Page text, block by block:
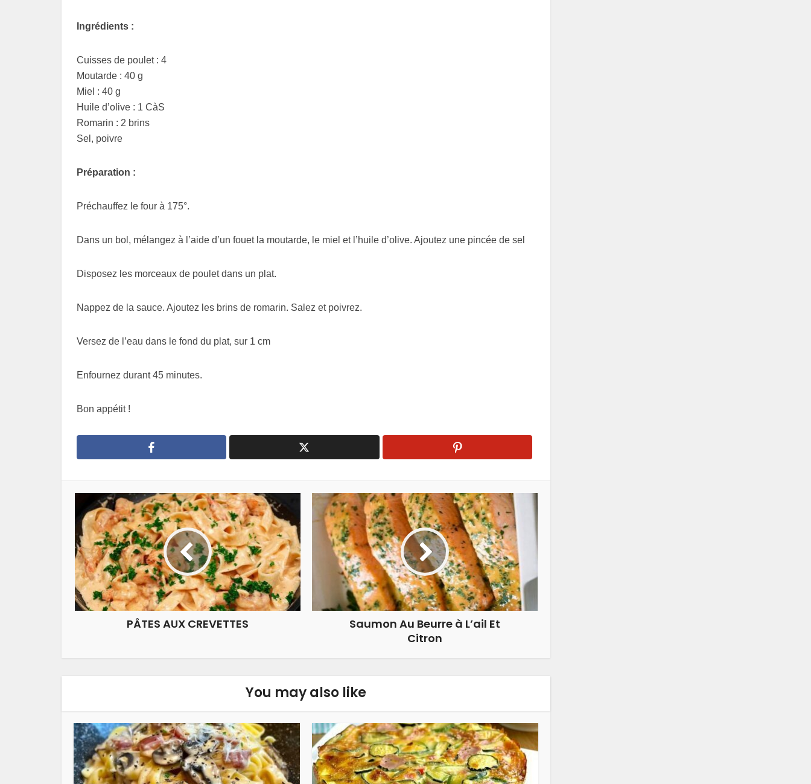
Ingrédients :
Cuisses de poulet : 4
Moutarde : 40 g
Miel : 40 g
Huile d’olive : 1 CàS
Romarin : 2 brins
Sel, poivre
Préparation :
Préchauffez le four à 175°.
Dans un bol, mélangez à l’aide d’un fouet la moutarde, le miel et l’huile d’olive. Ajoutez une pincée de sel
Disposez les morceaux de poulet dans un plat.
Nappez de la sauce. Ajoutez les brins de romarin. Salez et poivrez.
Versez de l’eau dans le fond du plat, sur 1 cm
Enfournez durant 45 minutes.
Bon appétit !
PÂTES AUX CREVETTES
Saumon Au Beurre à L’ail Et
Citron
You may also like